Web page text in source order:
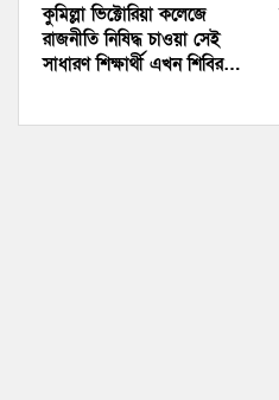
কুমিল্লা ভিক্টোরিয়া কলেজে
রাজনীতি নিষিদ্ধ চাওয়া সেই
সাধারণ শিক্ষার্থী এখন শিবির…